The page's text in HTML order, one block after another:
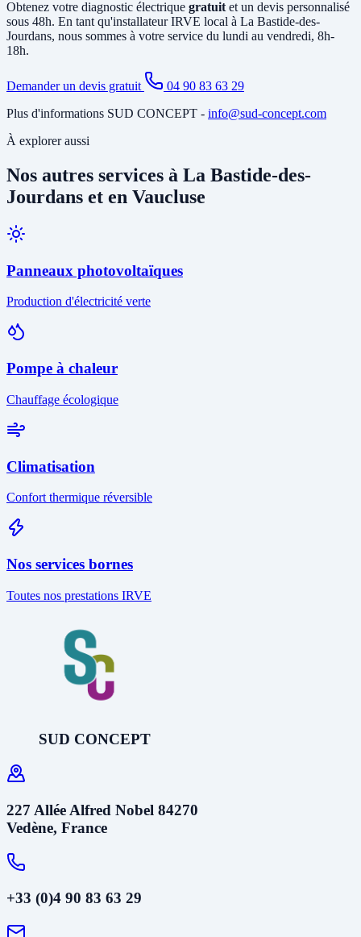
l'installation.
Obtenez votre diagnostic électrique gratuit et un devis personnalisé
sous 48h. En tant qu'installateur IRVE local à La Bastide-des-
Jourdans, nous sommes à votre service du lundi au vendredi, 8h-
18h.
Demander un devis gratuit
04 90 83 63 29
Plus d'informations SUD CONCEPT - info@sud-concept.com
À explorer aussi
Nos autres services à La Bastide-des-
Jourdans et en Vaucluse
Panneaux photovoltaïques
Production d'électricité verte
Pompe à chaleur
Chauffage écologique
Climatisation
Confort thermique réversible
Nos services bornes
Toutes nos prestations IRVE
SUD CONCEPT
227 Allée Alfred Nobel 84270
Vedène, France
+33 (0)4 90 83 63 29